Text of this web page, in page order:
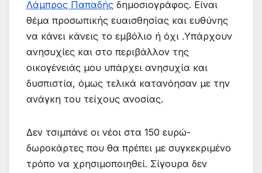
Λάμπρος Παπαδής δημοσιογράφος. Είναι
θέμα προσωπικής ευαισθησίας και ευθύνης
να κάνει κάνεις το εμβόλιο ή όχι .Υπάρχουν
ανησυχίες και στο περιβάλλον της
οικογένειάς μου υπάρχει ανησυχία και
δυσπιστία, όμως τελικά κατανόησαν με την
ανάγκη του τείχους ανοσίας.
Δεν τσιμπάνε οι νέοι στα 150 ευρώ-
δωροκάρτες που θα πρέπει με συγκεκριμένο
τρόπο να χρησιμοποιηθεί. Σίγουρα δεν